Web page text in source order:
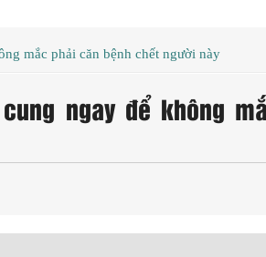
mắc phải căn bệnh chết người này
ngay để không